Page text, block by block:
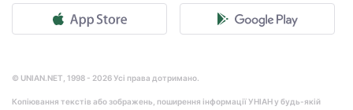
© UNIAN.NET, 1998 - 2026 Усі права дотримано.
Копіювання текстів або зображень, поширення інформації УНІАН у будь-якій